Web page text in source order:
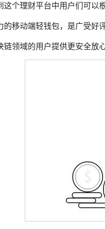
这个理财平台中用户们可以
的移动端轻钱包，是广受好
链领域的用户提供更安全放